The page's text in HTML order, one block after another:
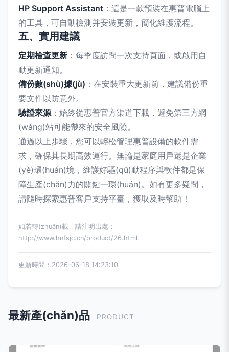
HP Support Assistant ：這是一款預裝在惠普電腦上
的工具，可自動檢測并安裝更新，簡化維護流程。
五、實用建議
定期檢查更新 ：每季度訪問一次支持頁面，或啟用自
動更新通知。
備份數(shù)據(jù) ：在安裝重大更新前，建議備份重
要文件以防意外。
驗證來源：始終從惠普官方渠道下載，避免第三方網
(wǎng)站可能帶來的安全風險。
通過以上步驟，您可以輕松管理惠普設備的軟件需
求，確保其長期高效運行。無論是家庭用戶還是企業
(yè)環(huán)境，維護好驅(qū)動程序與軟件都是保
障生產(chǎn)力的關鍵一環(huán)。如有更多疑問，
請隨時探索惠普客戶支持平臺，獲取及時幫助！
如若轉(zhuǎn)載，請注明出處：
http://www.hnfsjc.cn/product/26.html
更新時間：2026-06-18 14:23:10
最新產(chǎn)品 PRODUCT